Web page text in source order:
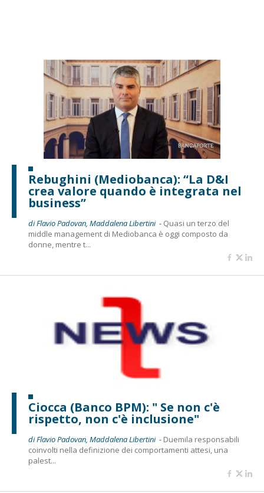
Rebughini (Mediobanca): “La D&I
crea valore quando è integrata nel
business”
di Flavio Padovan, Maddalena Libertini - Quasi un terzo del
middle management di Mediobanca è oggi composto da
donne, mentre t...
Ciocca (Banco BPM): " Se non c'è
rispetto, non c'è inclusione"
di Flavio Padovan, Maddalena Libertini - Duemila responsabili
coinvolti nella definizione dei comportamenti attesi, una
palest...